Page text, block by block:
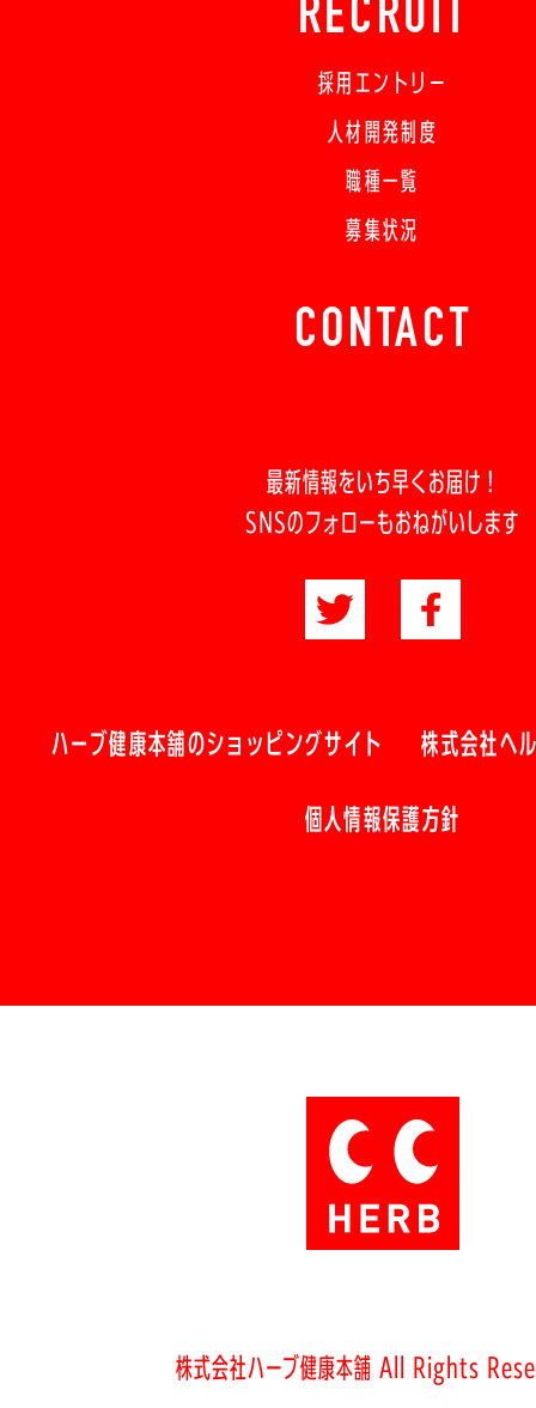
RECRUIT
採用エントリー
人材開発制度
職種一覧
募集状況
CONTACT
最新情報をいち早くお届け！
SNSのフォローもおねがいします
ハーブ健康本舗のショッピングサイト 株式会社ヘ
個人情報保護方針
株式会社ハーブ健康本舗 All Rights